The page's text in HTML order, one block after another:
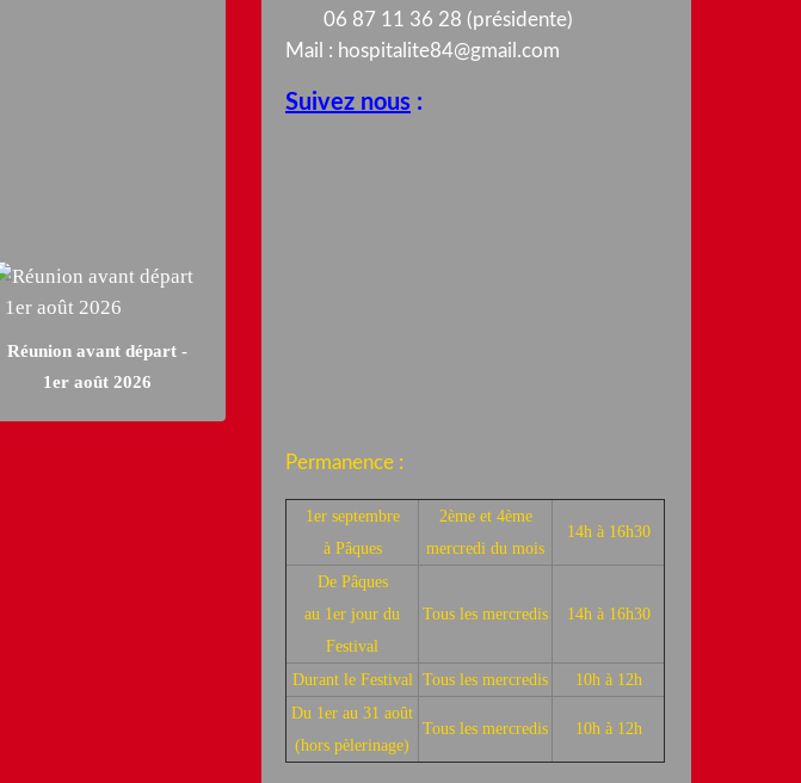
Réunion avant départ -
1er août 2026
06 87 11 36 28 (présidente)
Mail : hospitalite84@gmail.com
Suivez nous :
Permanence :
1er septembre
à Pâques
2ème et 4ème
mercredi du mois
14h à 16h30
De Pâques
au 1er jour du
Festival
Tous les mercredis 14h à 16h30
Durant le Festival Tous les mercredis
10h à 12h
Du 1er au 31 août
(hors pèlerinage)
Tous les mercredis 10h à 12h